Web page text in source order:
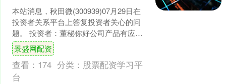
本站消息，秋田微(300939)07月29日在
投资者关系平台上答复投资者关心的问
题。 投资者：董秘你好公司产品有应用
消费电子领域吗是否已经有订单？秋田
微董秘：尊....
景盛网配资
查看： 174 分类： 股票配资学习平
台